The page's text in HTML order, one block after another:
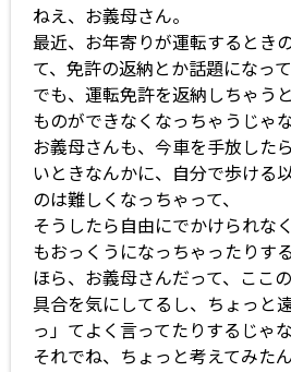
ねえ、お義母さん。
最近、お年寄りが運転するとき
て、免許の返納とか話題になっ
でも、運転免許を返納しちゃう
ものができなくなっちゃうじゃ
お義母さんも、今車を手放した
いときなんかに、自分で歩ける
のは難しくなっちゃって、
そうしたら自由にでかけられな
もおっくうになっちゃったりす
ほら、お義母さんだって、ここ
具合を気にしてるし、ちょっと
っ」てよく言ってたりするじゃな
それでね、ちょっと考えてみた